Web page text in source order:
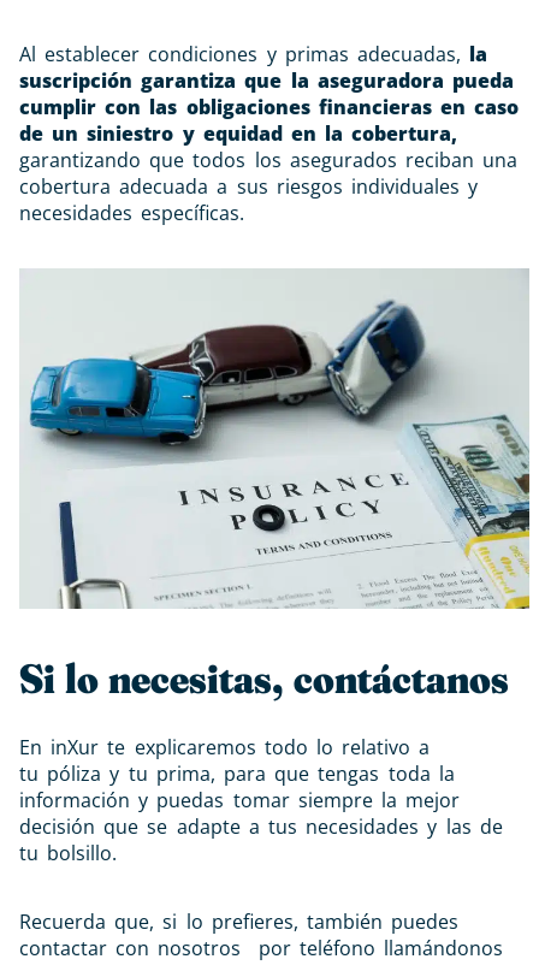
Al establecer condiciones y primas adecuadas, la
suscripción garantiza que la aseguradora pueda
cumplir con las obligaciones financieras en caso
de un siniestro y equidad en la cobertura,
garantizando que todos los asegurados reciban una
cobertura adecuada a sus riesgos individuales y
necesidades específicas.
Si lo necesitas, contáctanos
En inXur te explicaremos todo lo relativo a
tu póliza y tu prima, para que tengas toda la
información y puedas tomar siempre la mejor
decisión que se adapte a tus necesidades y las de
tu bolsillo.
Recuerda que, si lo prefieres, también puedes
contactar con nosotros por teléfono llamándonos